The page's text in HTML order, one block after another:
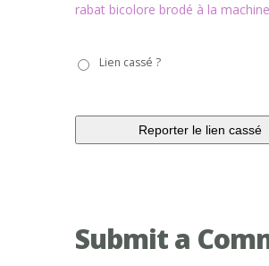
rabat bicolore brodé à la machine
casséLien cassé ?
Submit a